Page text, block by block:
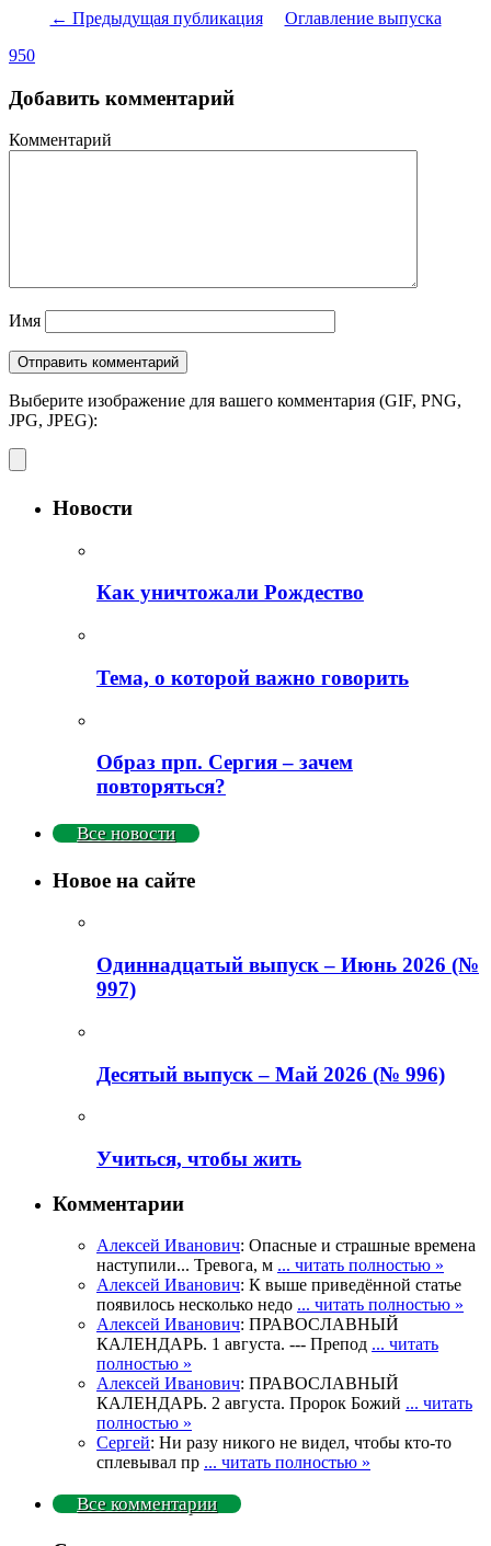
← Предыдущая публикация
Оглавление выпуска
950
Добавить комментарий
Комментарий
Имя
Выберите изображение для вашего комментария (GIF, PNG,
JPG, JPEG):
Новости
Как уничтожали Рождество
Тема, о которой важно говорить
Образ прп. Сергия – зачем
повторяться?
Все новости
Новое на сайте
Одиннадцатый выпуск – Июнь 2026 (№
997)
Деcятый выпуск – Май 2026 (№ 996)
Учиться, чтобы жить
Комментарии
Алексей Иванович: Опасные и страшные времена
наступили... Тревога, м ... читать полностью »
Алексей Иванович: К выше приведённой статье
появилось несколько недо ... читать полностью »
Алексей Иванович: ПРАВОСЛАВНЫЙ
КАЛЕНДАРЬ. 1 августа. --- Препод ... читать
полностью »
Алексей Иванович: ПРАВОСЛАВНЫЙ
КАЛЕНДАРЬ. 2 августа. Пророк Божий ... читать
полностью »
Сергей: Ни разу никого не видел, чтобы кто-то
сплевывал пр ... читать полностью »
Все комментарии